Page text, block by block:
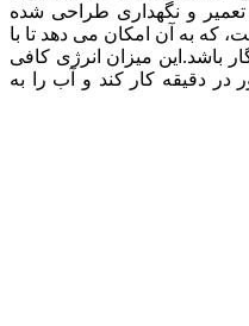
و نگهداری طراحی شده
خروجی آن 1 اینچ است، که به آن امکان می دهد تا با
باشد.این میزان انرژی کافی
پمپ را در سرعت 2850 دور در دقیقه کار کند و آب را به